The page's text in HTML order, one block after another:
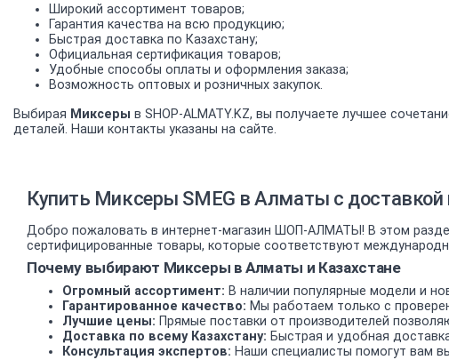
Широкий ассортимент товаров;
Гарантия качества на всю продукцию;
Быстрая доставка по Казахстану;
Официальная сертификация товаров;
Удобные способы оплаты и оформления заказа;
Возможность оптовых и розничных закупок.
Выбирая Миксеры в SHOP-ALMATY.KZ, вы получаете лучшее
деталей. Наши контакты указаны на сайте.
Купить Миксеры SMEG в Алматы с доставкой
Добро пожаловать в интернет-магазин ШОП-АЛМАТЫ! В этом
сертифицированные товары, которые соответствуют
Почему выбирают Миксеры в Алматы и Казахстане
Огромный ассортимент: В наличии популярные модели и
Гарантированное качество: Мы работаем только с
Лучшие цены: Прямые поставки от производителей
Доставка по всему Казахстану: Быстрая и удобная
Консультация экспертов: Наши специалисты помогут вам